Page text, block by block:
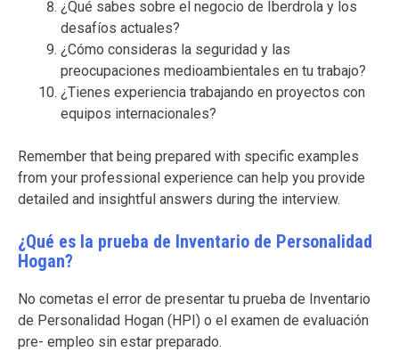
¿Qué sabes sobre el negocio de Iberdrola y los
desafíos actuales?
¿Cómo consideras la seguridad y las
preocupaciones medioambientales en tu trabajo?
¿Tienes experiencia trabajando en proyectos con
equipos internacionales?
Remember that being prepared with specific examples
from your professional experience can help you provide
detailed and insightful answers during the interview.
¿Qué es la prueba de Inventario de Personalidad
Hogan?
No cometas el error de presentar tu prueba de Inventario
de Personalidad Hogan (HPI) o el examen de evaluación
pre- empleo sin estar preparado.